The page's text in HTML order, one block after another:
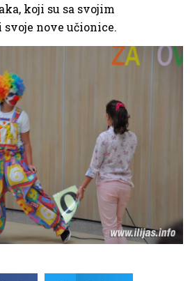
koji su sa svojim
nove učionice.